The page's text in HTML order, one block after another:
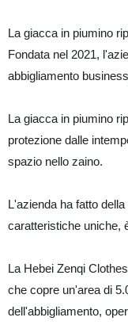
La giacca in piumino
Fondata nel 2021,
abbigliamento
La giacca in piumino
protezione dalle
spazio nello zaino.
L'azienda ha fatto
caratteristiche uniche,
La Hebei Zenqi
che copre un'area di
dell'abbigliamento,